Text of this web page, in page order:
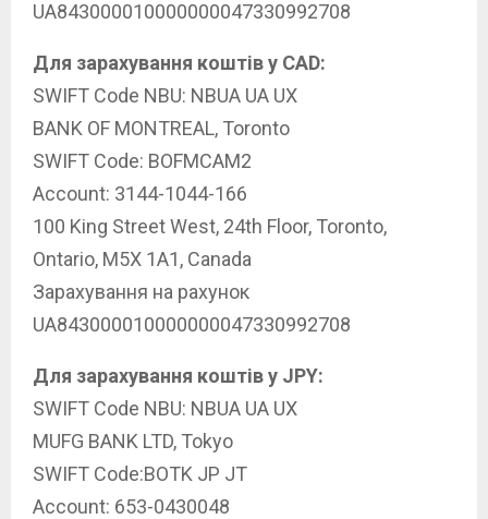
UA843000010000000047330992708
Для зарахування коштів у CAD:
SWIFT Code NBU: NBUA UA UX
BANK OF MONTREAL, Toronto
SWIFT Code: BOFMCAM2
Account: 3144-1044-166
100 King Street West, 24th Floor, Toronto,
Ontario, M5X 1A1, Canada
Зарахування на рахунок
UA843000010000000047330992708
Для зарахування коштів у JPY:
SWIFT Code NBU: NBUA UA UX
MUFG BANK LTD, Tokyo
SWIFT Code:BOTK JP JT
Account: 653-0430048